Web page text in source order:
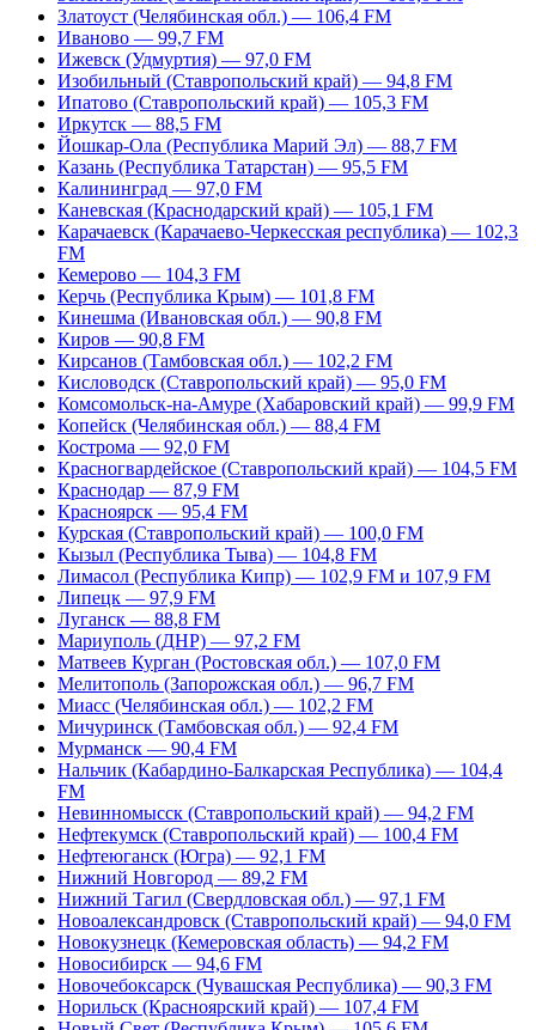
Златоуст (Челябинская обл.) — 106,4 FM
Иваново — 99,7 FM
Ижевск (Удмуртия) — 97,0 FM
Изобильный (Ставропольский край) — 94,8 FM
Ипатово (Ставропольский край) — 105,3 FM
Иркутск — 88,5 FM
Йошкар-Ола (Республика Марий Эл) — 88,7 FM
Казань (Республика Татарстан) — 95,5 FM
Калининград — 97,0 FM
Каневская (Краснодарский край) — 105,1 FM
Карачаевск (Карачаево-Черкесская республика) — 102,3
FM
Кемерово — 104,3 FM
Керчь (Республика Крым) — 101,8 FM
Кинешма (Ивановская обл.) — 90,8 FM
Киров — 90,8 FM
Кирсанов (Тамбовская обл.) — 102,2 FM
Кисловодск (Ставропольский край) — 95,0 FM
Комсомольск-на-Амуре (Хабаровский край) — 99,9 FM
Копейск (Челябинская обл.) — 88,4 FM
Кострома — 92,0 FM
Красногвардейское (Ставропольский край) — 104,5 FM
Краснодар — 87,9 FM
Красноярск — 95,4 FM
Курская (Ставропольский край) — 100,0 FM
Кызыл (Республика Тыва) — 104,8 FM
Лимасол (Республика Кипр) — 102,9 FM и 107,9 FM
Липецк — 97,9 FM
Луганск — 88,8 FM
Мариуполь (ДНР) — 97,2 FM
Матвеев Курган (Ростовская обл.) — 107,0 FM
Мелитополь (Запорожская обл.) — 96,7 FM
Миасс (Челябинская обл.) — 102,2 FM
Мичуринск (Тамбовская обл.) — 92,4 FM
Мурманск — 90,4 FM
Нальчик (Кабардино-Балкарская Республика) — 104,4
FM
Невинномысск (Ставропольский край) — 94,2 FM
Нефтекумск (Ставропольский край) — 100,4 FM
Нефтеюганск (Югра) — 92,1 FM
Нижний Новгород — 89,2 FM
Нижний Тагил (Свердловская обл.) — 97,1 FM
Новоалександровск (Ставропольский край) — 94,0 FM
Новокузнецк (Кемеровская область) — 94,2 FM
Новосибирск — 94,6 FM
Новочебоксарск (Чувашская Республика) — 90,3 FM
Норильск (Красноярский край) — 107,4 FM